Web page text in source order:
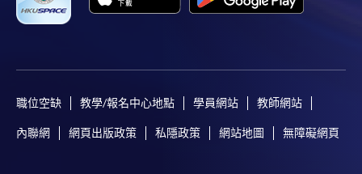
職位空缺 教學/報名中心地點 學員網站 教師網站
內聯網 網頁出版政策 私隱政策 網站地圖 無障礙網頁